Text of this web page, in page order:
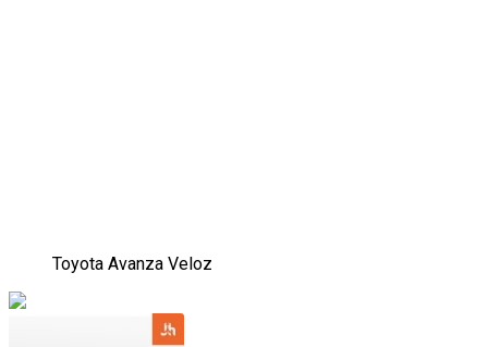
Toyota Avanza Veloz